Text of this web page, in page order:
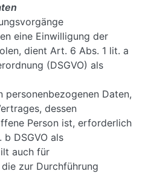
eine Einwilligung der
dient Art. 6 Abs. 1 lit. a
(DSGVO) als
personenbezogenen Daten,
dessen
Person ist, erforderlich
DSGVO als
auch für
zur Durchführung